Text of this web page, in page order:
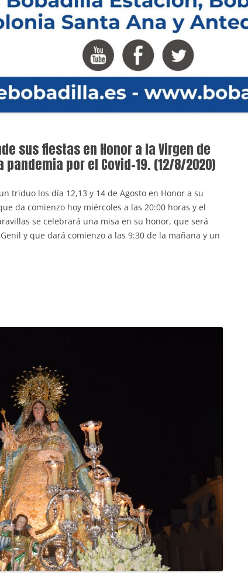
sus fiestas en Honor a la Virgen de
por el Covid-19. (12/8/2020)
triduo los día 12,13 y 14 de Agosto en Honor a su
da comienzo hoy miércoles a las 20:00 horas y el
se celebrará una misa en su honor, que será
y que dará comienzo a las 9:30 de la mañana y un